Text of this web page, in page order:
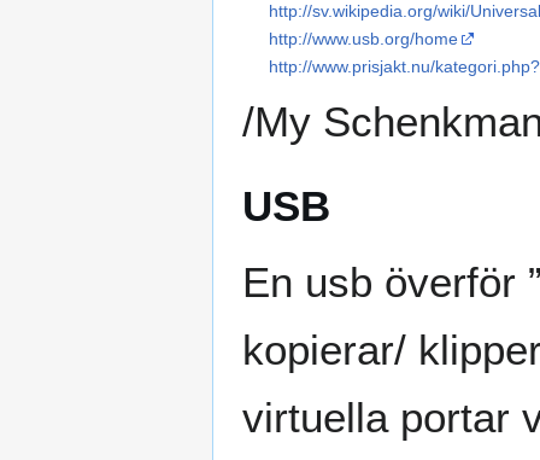
http://sv.wikipedia.org/wiki/
http://www.usb.org/home
http://www.prisjakt.nu/
/My
USB
En usb överför
kopierar/
virtuella portar